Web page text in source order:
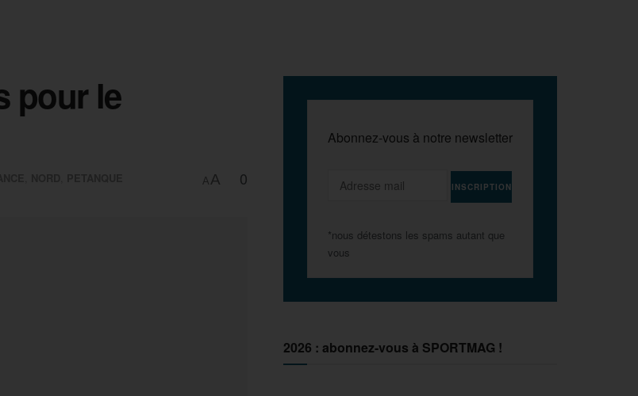
pour le
A A 0
Abonnez-vous à notre newsletter
*nous détestons les spams autant que
vous
2026 : abonnez-vous à SPORTMAG !